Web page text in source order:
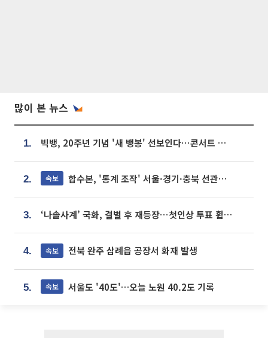
많이 본 뉴스
1. 빅뱅, 20주년 기념 '새 뱅봉' 선보인다⋯콘서트 앞두고 팝업 개최
2. 속보 합수본, '통계 조작' 서울·경기·충북 선관위 등 추가 압수수색
3. ‘나솔사계’ 국화, 결별 후 재등장⋯첫인상 투표 휩쓸고 ‘인기녀’ 등극
4. 속보 전북 완주 삼례읍 공장서 화재 발생
5. 속보 서울도 '40도'…오늘 노원 40.2도 기록